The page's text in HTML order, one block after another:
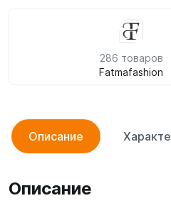
286 товаров
Fatmafashion
Описание
Описание